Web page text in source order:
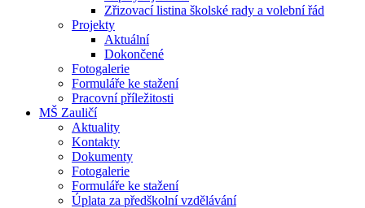
Zřizovací listina školské rady a volební řád
Projekty
Aktuální
Dokončené
Fotogalerie
Formuláře ke stažení
Pracovní příležitosti
MŠ Zauličí
Aktuality
Kontakty
Dokumenty
Fotogalerie
Formuláře ke stažení
Úplata za předškolní vzdělávání